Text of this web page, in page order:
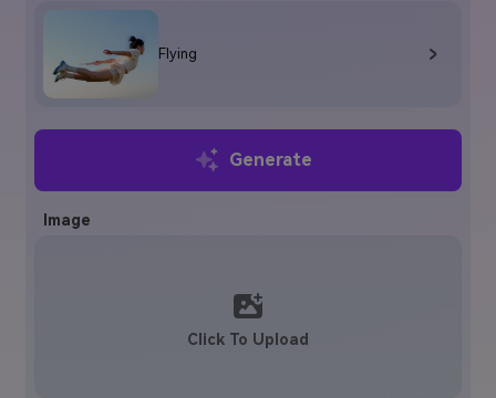
Flying
Generate
Image
Click To Upload